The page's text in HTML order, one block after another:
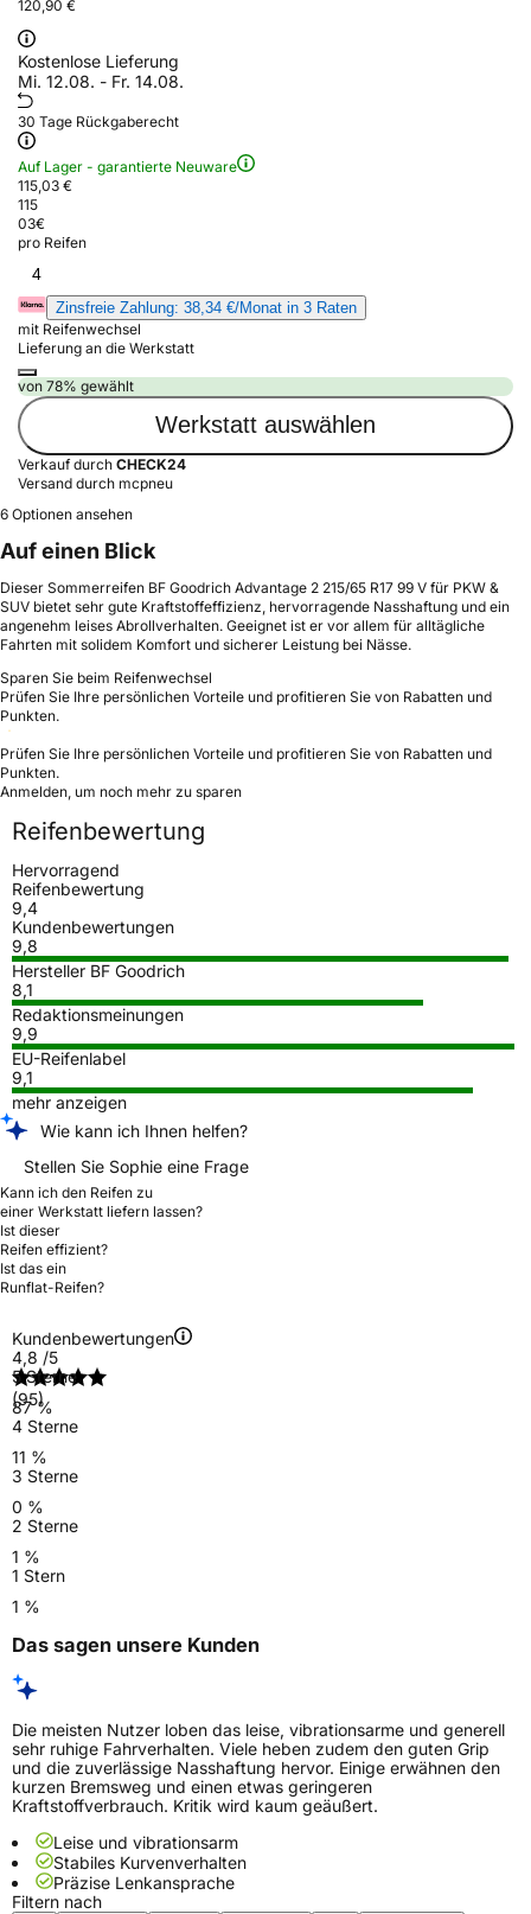
120,90 €
Kostenlose Lieferung
Mi. 12.08. - Fr. 14.08.
30 Tage Rückgaberecht
Auf Lager - garantierte Neuware
115,03 €
115
03€
pro Reifen
4
Zinsfreie Zahlung: 38,34 €/Monat in 3 Raten
mit Reifenwechsel
Lieferung an die Werkstatt
von 78% gewählt
Werkstatt auswählen
Verkauf durch CHECK24
Versand durch mcpneu
6 Optionen ansehen
Auf einen Blick
Dieser Sommerreifen BF Goodrich Advantage 2 215/65 R17 99 V für PKW &
SUV bietet sehr gute Kraftstoffeffizienz, hervorragende Nasshaftung und ein
angenehm leises Abrollverhalten. Geeignet ist er vor allem für alltägliche
Fahrten mit solidem Komfort und sicherer Leistung bei Nässe.
Sparen Sie beim Reifenwechsel
Prüfen Sie Ihre persönlichen Vorteile und profitieren Sie von Rabatten und
Punkten.
Prüfen Sie Ihre persönlichen Vorteile und profitieren Sie von Rabatten und
Punkten.
Anmelden, um noch mehr zu sparen
Reifenbewertung
Hervorragend
Reifenbewertung
9,4
Kundenbewertungen
9,8
Hersteller BF Goodrich
8,1
Redaktionsmeinungen
9,9
EU-Reifenlabel
9,1
mehr anzeigen
Wie kann ich Ihnen helfen?
Stellen Sie Sophie eine Frage
Kann ich den Reifen zu
einer Werkstatt liefern lassen?
Ist dieser
Reifen effizient?
Ist das ein
Runflat-Reifen?
Kundenbewertungen
4,8 /5
(95)
5 Sterne
87 %
4 Sterne
11 %
3 Sterne
0 %
2 Sterne
1 %
1 Stern
1 %
Das sagen unsere Kunden
Die meisten Nutzer loben das leise, vibrationsarme und generell
sehr ruhige Fahrverhalten. Viele heben zudem den guten Grip
und die zuverlässige Nasshaftung hervor. Einige erwähnen den
kurzen Bremsweg und einen etwas geringeren
Kraftstoffverbrauch. Kritik wird kaum geäußert.
Leise und vibrationsarm
Stabiles Kurvenverhalten
Präzise Lenkansprache
Filtern nach